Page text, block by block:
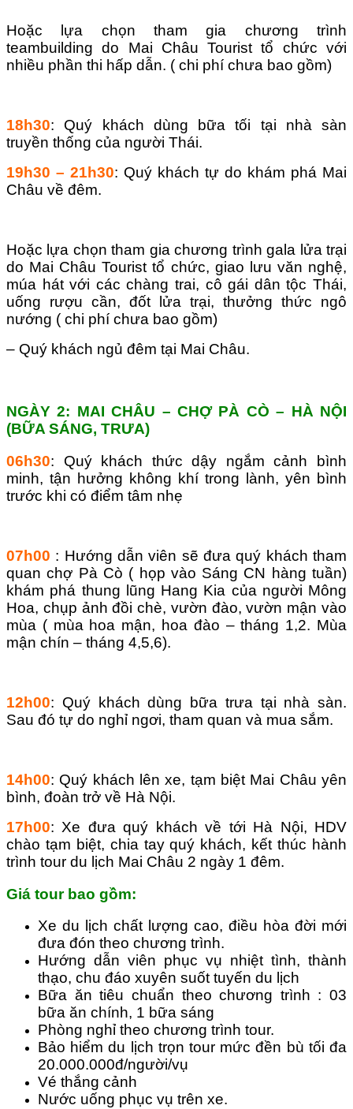
Hoặc lựa chọn tham gia chương trình
teambuilding do Mai Châu Tourist tổ chức với
nhiều phần thi hấp dẫn. ( chi phí chưa bao gồm)
18h30: Quý khách dùng bữa tối tại nhà sàn
truyền thống của người Thái.
19h30 – 21h30: Quý khách tự do khám phá Mai
Châu về đêm.
Hoặc lựa chọn tham gia chương trình gala lửa trại
do Mai Châu Tourist tổ chức, giao lưu văn nghệ,
múa hát với các chàng trai, cô gái dân tộc Thái,
uống rượu cần, đốt lửa trại, thưởng thức ngô
nướng ( chi phí chưa bao gồm)
– Quý khách ngủ đêm tại Mai Châu.
NGÀY 2: MAI CHÂU – CHỢ PÀ CÒ – HÀ NỘI
(BỮA SÁNG, TRƯA)
06h30: Quý khách thức dậy ngắm cảnh bình
minh, tận hưởng không khí trong lành, yên bình
trước khi có điểm tâm nhẹ
07h00 : Hướng dẫn viên sẽ đưa quý khách tham
quan chợ Pà Cò ( họp vào Sáng CN hàng tuần)
khám phá thung lũng Hang Kia của người Mông
Hoa, chụp ảnh đồi chè, vườn đào, vườn mận vào
mùa ( mùa hoa mận, hoa đào – tháng 1,2. Mùa
mận chín – tháng 4,5,6).
12h00: Quý khách dùng bữa trưa tại nhà sàn.
Sau đó tự do nghỉ ngơi, tham quan và mua sắm.
14h00: Quý khách lên xe, tạm biệt Mai Châu yên
bình, đoàn trở về Hà Nội.
17h00: Xe đưa quý khách về tới Hà Nội, HDV
chào tạm biệt, chia tay quý khách, kết thúc hành
trình tour du lịch Mai Châu 2 ngày 1 đêm.
Giá tour bao gồm:
Xe du lịch chất lượng cao, điều hòa đời mới
đưa đón theo chương trình.
Hướng dẫn viên phục vụ nhiệt tình, thành
thạo, chu đáo xuyên suốt tuyến du lịch
Bữa ăn tiêu chuẩn theo chương trình : 03
bữa ăn chính, 1 bữa sáng
Phòng nghỉ theo chương trình tour.
Bảo hiểm du lịch trọn tour mức đền bù tối đa
20.000.000đ/người/vụ
Vé thắng cảnh
Nước uống phục vụ trên xe.